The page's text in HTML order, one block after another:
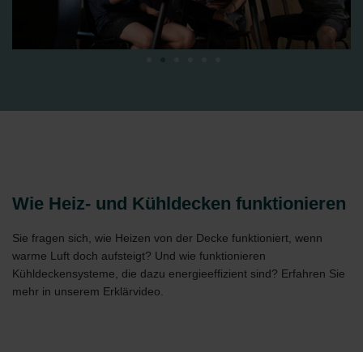
Wie Heiz- und Kühldecken funktionieren
Sie fragen sich, wie Heizen von der Decke funktioniert, wenn
warme Luft doch aufsteigt? Und wie funktionieren
Kühldeckensysteme, die dazu energieeffizient sind? Erfahren Sie
mehr in unserem Erklärvideo.